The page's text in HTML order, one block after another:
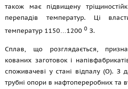
також має підвищену
перепадів температур. Ці
температур 1150…1200 0 З.
Сплав, що розглядається,
кованих заготовок і
споживачеві у стані відпалу (O). З
трубні опори в нафтопереробних та